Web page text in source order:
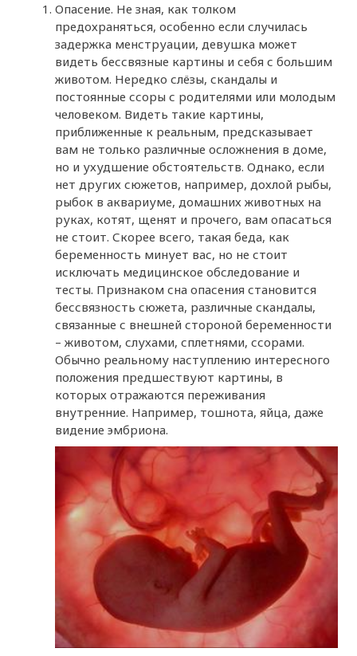
Опасение. Не зная, как толком
предохраняться, особенно если случилась
задержка менструации, девушка может
видеть бессвязные картины и себя с большим
животом. Нередко слёзы, скандалы и
постоянные ссоры с родителями или молодым
человеком. Видеть такие картины,
приближенные к реальным, предсказывает
вам не только различные осложнения в доме,
но и ухудшение обстоятельств. Однако, если
нет других сюжетов, например, дохлой рыбы,
рыбок в аквариуме, домашних животных на
руках, котят, щенят и прочего, вам опасаться
не стоит. Скорее всего, такая беда, как
беременность минует вас, но не стоит
исключать медицинское обследование и
тесты. Признаком сна опасения становится
бессвязность сюжета, различные скандалы,
связанные с внешней стороной беременности
– животом, слухами, сплетнями, ссорами.
Обычно реальному наступлению интересного
положения предшествуют картины, в
которых отражаются переживания
внутренние. Например, тошнота, яйца, даже
видение эмбриона.